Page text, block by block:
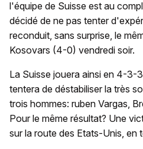
l'équipe de Suisse est au
décidé de ne pas tenter
reconduit, sans surprise, le
Kosovars (4-0) vendredi soir.
La Suisse jouera ainsi en 4-3-
tentera de déstabiliser la très
trois hommes: ruben Vargas,
Pour le même résultat? Une
sur la route des Etats-Unis, en